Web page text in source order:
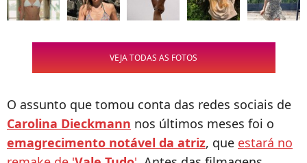
VEJA TODAS AS FOTOS
O assunto que tomou conta das redes sociais de
Carolina Dieckmann nos últimos meses foi o
emagrecimento notável da atriz, que estará no